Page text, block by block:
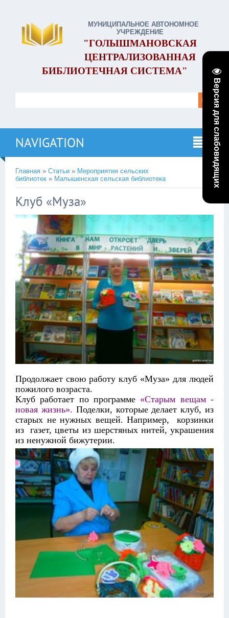
Версия для слабовидящих
МУНИЦИПАЛЬНОЕ АВТОНОМНОЕ
УЧРЕЖДЕНИЕ
"ГОЛЫШМАНОВСКАЯ
ЦЕНТРАЛИЗОВАННАЯ
БИБЛИОТЕЧНАЯ СИСТЕМА"
NAVIGATION
Главная » Статьи » Мероприятия сельских
библиотек » Малышенская сельская библиотека
Клуб «Муза»
Продолжает свою работу клуб «Муза» для людей
пожилого возраста.
Клуб работает по программе «Старым вещам -
новая жизнь». Поделки, которые делает клуб, из
старых не нужных вещей. Например, корзинки
из газет, цветы из шерстяных нитей, украшения
из ненужной бижутерии.